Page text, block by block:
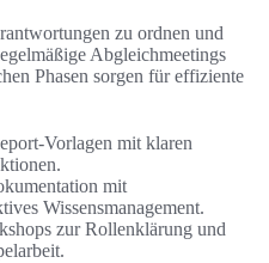
zu ordnen und
Abgleichmeetings
Phasen sorgen für effiziente
Vorlagen mit klaren
mit
Wissensmanagement.
zur Rollenklärung und